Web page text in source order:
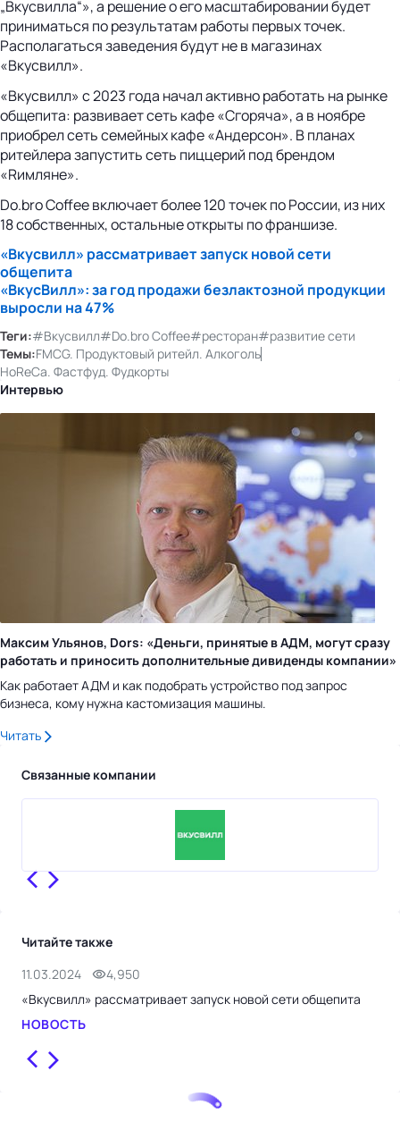
„Вкусвилла“», а решение о его масштабировании будет
приниматься по результатам работы первых точек.
Располагаться заведения будут не в магазинах
«Вкусвилл».
«Вкусвилл» с 2023 года начал активно работать на рынке
общепита: развивает сеть кафе «Сгоряча», а в ноябре
приобрел сеть семейных кафе «Андерсон». В планах
ритейлера запустить сеть пиццерий под брендом
«Rимляне».
Do.bro Coffee включает более 120 точек по России, из них
18 собственных, остальные открыты по франшизе.
«Вкусвилл» рассматривает запуск новой сети
общепита
«ВкусВилл»: за год продажи безлактозной продукции
выросли на 47%
Теги:#Вкусвилл#Do.bro Coffee#ресторан#развитие сети
Темы:FMCG. Продуктовый ритейл. Алкоголь
HoReCa. Фастфуд. Фудкорты
Интервью
Максим Ульянов, Dors: «Деньги, принятые в АДМ, могут сразу
работать и приносить дополнительные дивиденды компании»
Как работает АДМ и как подобрать устройство под запрос
бизнеса, кому нужна кастомизация машины.
Читать
Связанные компании
Читайте также
11.03.2024
4,950
«Вкусвилл» рассматривает запуск новой сети общепита
НОВОСТЬ